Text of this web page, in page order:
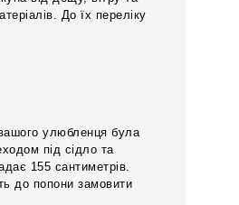
До їх переліку
улюбленця була
під сідло та
155 сантиметрів.
до попони замовити